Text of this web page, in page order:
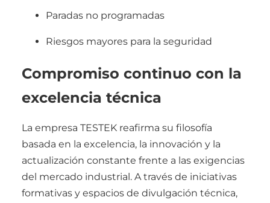
Paradas no programadas
Riesgos mayores para la seguridad
Compromiso continuo con la
excelencia técnica
La empresa TESTEK reafirma su filosofía
basada en la excelencia, la innovación y la
actualización constante frente a las exigencias
del mercado industrial. A través de iniciativas
formativas y espacios de divulgación técnica,